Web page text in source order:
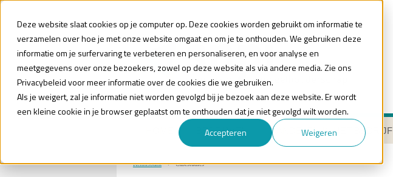
Deze website slaat cookies op je computer op. Deze cookies worden gebruikt om informatie te
verzamelen over hoe je met onze website omgaat en om je te onthouden. We gebruiken deze
informatie om je surfervaring te verbeteren en personaliseren, en voor analyse en
meetgegevens over onze bezoekers, zowel op deze website als via andere media. Zie ons
Privacybeleid voor meer informatie over de cookies die we gebruiken.
Als je weigert, zal je informatie niet worden gevolgd bij je bezoek aan deze website. Er wordt
een kleine cookie in je browser geplaatst om te onthouden dat je niet gevolgd wilt worden.
Accepteren
Weigeren
BEDRIJVEN AANDELEN IN HET BEDRIJF
Kennisbank Casestudies